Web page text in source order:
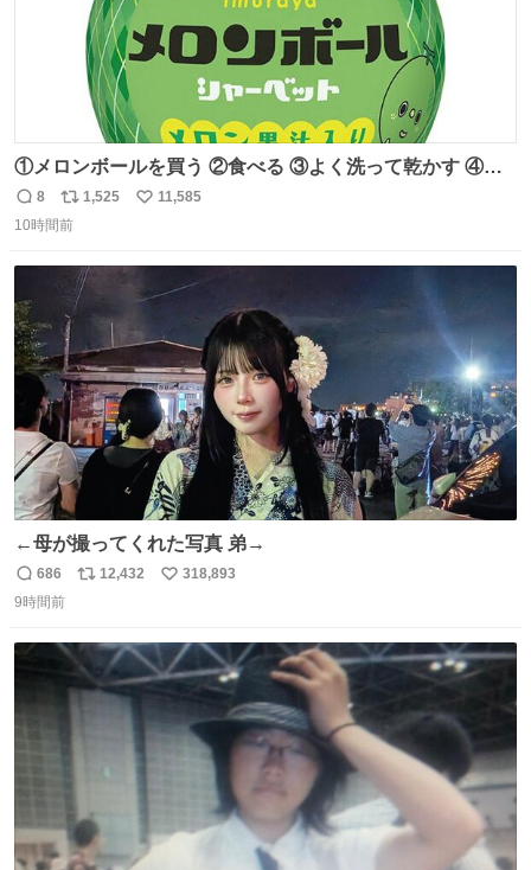
①メロンボールを買う ②食べる ③よく洗って乾かす ④か
わいい
返
信
8
リ
ポ
数
1,525
い
数
11,585
10時間前
←母が撮ってくれた写真 弟→
返
信
686
リ
ト
数
12,432
い
数
318,893
9時間前